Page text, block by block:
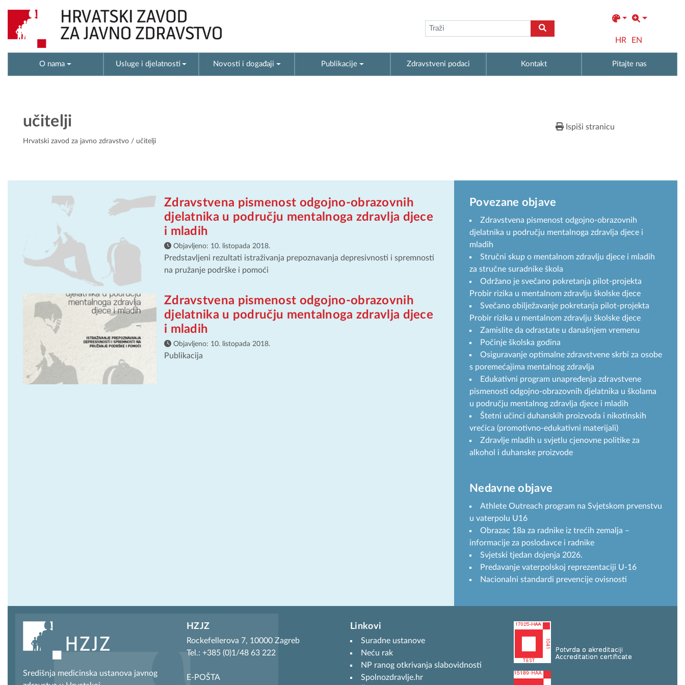
HR EN
O nama Usluge i djelatnosti Novosti i događaji Publikacije Zdravstveni podaci Kontakt Pitajte nas
učitelji
Hrvatski zavod za javno zdravstvo / učitelji
Ispiši stranicu
Zdravstvena pismenost odgojno-obrazovnih
djelatnika u području mentalnoga zdravlja djece
i mladih
Objavljeno: 10. listopada 2018.
Predstavljeni rezultati istraživanja prepoznavanja depresivnosti i spremnosti
na pružanje podrške i pomoći
Zdravstvena pismenost odgojno-obrazovnih
djelatnika u području mentalnoga zdravlja djece
i mladih
Objavljeno: 10. listopada 2018.
Publikacija
Povezane objave
Zdravstvena pismenost odgojno-obrazovnih
djelatnika u području mentalnoga zdravlja djece i
mladih
Stručni skup o mentalnom zdravlju djece i mladih
za stručne suradnike škola
Održano je svečano pokretanja pilot-projekta
Probir rizika u mentalnom zdravlju školske djece
Svečano obilježavanje pokretanja pilot-projekta
Probir rizika u mentalnom zdravlju školske djece
Zamislite da odrastate u današnjem vremenu
Počinje školska godina
Osiguravanje optimalne zdravstvene skrbi za osobe
s poremećajima mentalnog zdravlja
Edukativni program unapređenja zdravstvene
pismenosti odgojno-obrazovnih djelatnika u školama
u području mentalnog zdravlja djece i mladih
Štetni učinci duhanskih proizvoda i nikotinskih
vrećica (promotivno-edukativni materijali)
Zdravlje mladih u svjetlu cjenovne politike za
alkohol i duhanske proizvode
Nedavne objave
Athlete Outreach program na Svjetskom prvenstvu
u vaterpolu U16
Obrazac 18a za radnike iz trećih zemalja –
informacije za poslodavce i radnike
Svjetski tjedan dojenja 2026.
Predavanje vaterpolskoj reprezentaciji U-16
Nacionalni standardi prevencije ovisnosti
Središnja medicinska ustanova javnog
HZJZ
Rockefellerova 7, 10000 Zagreb
Tel.: +385 (0)1/48 63 222
E-POŠTA
Linkovi
Suradne ustanove
Neću rak
NP ranog otkrivanja slabovidnosti
Spolnozdravlje.hr